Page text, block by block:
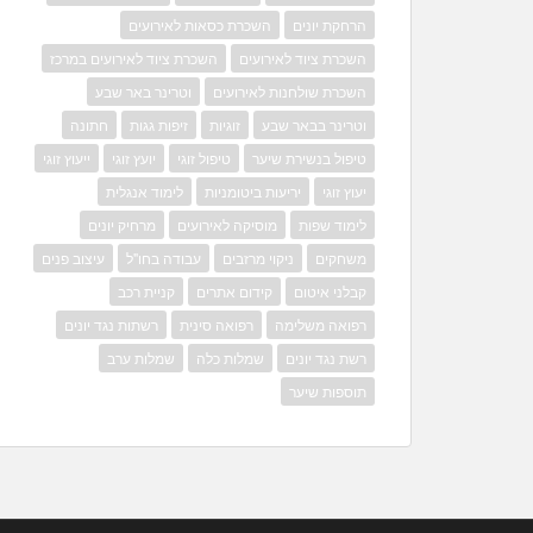
הרחקת יונים
השכרת כסאות לאירועים
השכרת ציוד לאירועים
השכרת ציוד לאירועים במרכז
השכרת שולחנות לאירועים
וטרינר באר שבע
וטרינר בבאר שבע
זוגיות זיפות גגות
חתונה
טיפול בנשירת שיער
טיפול זוגי יועץ זוגי
ייעוץ זוגי
יעוץ זוגי
יריעות ביטומניות
לימוד אנגלית
לימוד שפות
מוסיקה לאירועים
מרחיק יונים
משחקים
ניקוי מרזבים עבודה בחו"ל
עיצוב פנים
קבלני איטום
קידום אתרים
קניית רכב
רפואה משלימה
רפואה סינית
רשתות נגד יונים
רשת נגד יונים
שמלות כלה
שמלות ערב
תוספות שיער